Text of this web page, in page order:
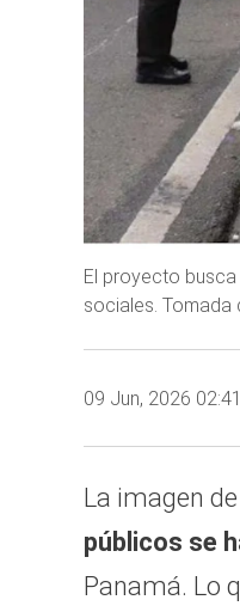
El proyecto
sociales. Tomada
09 Jun, 2026
La imagen
públicos se
Panamá. Lo